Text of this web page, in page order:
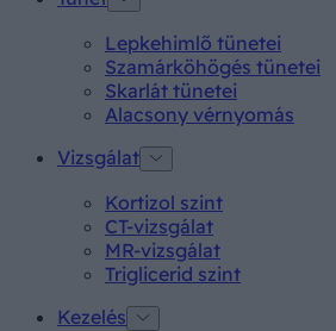
Lepkehimlő tünetei
Szamárköhögés tünetei
Skarlát tünetei
Alacsony vérnyomás
Vizsgálat
Kortizol szint
CT-vizsgálat
MR-vizsgálat
Triglicerid szint
Kezelés